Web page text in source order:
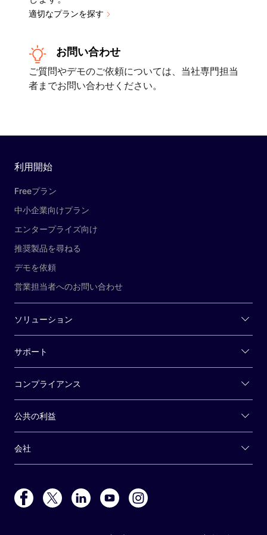
適切なプランを探す
お問い合わせ
ご質問やデモのご依頼については、当社専門担当
者までお問い合わせください。
利用開始
Freeプラン
中小企業向けプラン
エンタープライズ向け
推奨製品を尋ねる
デモを依頼
営業担当者へのお問い合わせ
ソリューション
サポート
コンプライアンス
公共の利益
会社